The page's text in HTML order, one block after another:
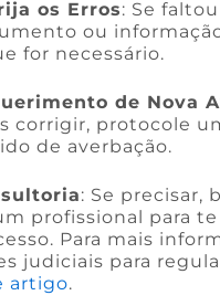
os Erros: Se
ou
for necessário.
de Nova
corrigir, protocole
de averbação.
: Se precisar,
profissional para
Para mais
judiciais para
artigo.